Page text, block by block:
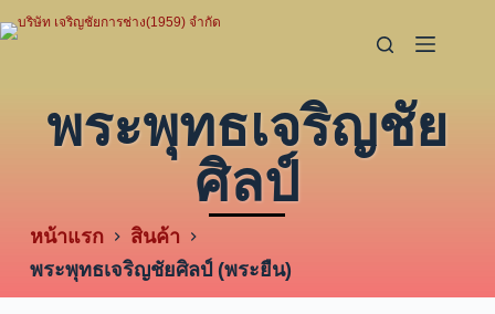
พระพุทธเจริญชัย
ศิลป์
หน้าแรก
สินค้า
พระพุทธเจริญชัยศิลป์ (พระยืน)